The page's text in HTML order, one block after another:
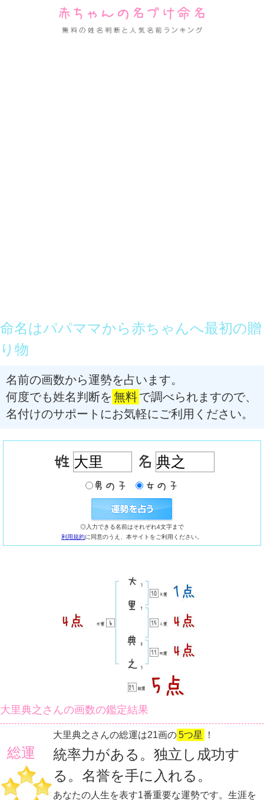
命名はパパママから赤ちゃんへ最初の贈
り物
名前の画数から運勢を占います。
何度でも姓名判断を 無料で調べられますので、
名付けのサポートにお気軽にご利用ください。
◎入力できる名前はそれぞれ4文字まで
利用規約に同意のうえ、本サイトをご利用ください。
大里典之さんの画数の鑑定結果
総運
大里典之さんの総運は21画の5つ星 ！
統率力がある。独立し成功す
る。名誉を手に入れる。
あなたの人生を表す1番重要な運勢です。生涯を